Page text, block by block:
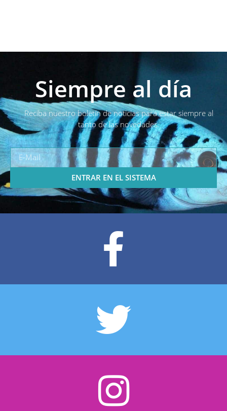
Siempre al día
Reciba nuestro boletín de noticias para estar siempre al
tanto de las novedades.
ENTRAR EN EL SISTEMA